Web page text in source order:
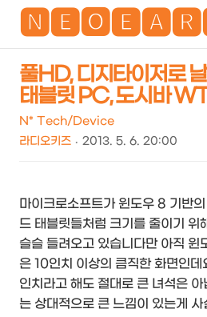
풀HD, 디지타이저로
태블릿 PC, 도시바
N* Tech/Device
라디오키즈
2013. 5. 6. 20:00
마이크로소프트가 윈도우 8 기반
드 태블릿들처럼 크기를 줄이기 위
슬슬 들려오고 있습니다만 아직
은 10인치 이상의 큼직한 화면인
인치라고 해도 절대로 큰 녀석은
는 상대적으로 큰 느낌이 있는게 사